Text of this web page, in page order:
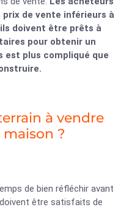
de vente inférieurs à
doivent être prêts à
pour obtenir un
est plus compliqué que
à vendre
?
de bien réfléchir avant
être satisfaits de